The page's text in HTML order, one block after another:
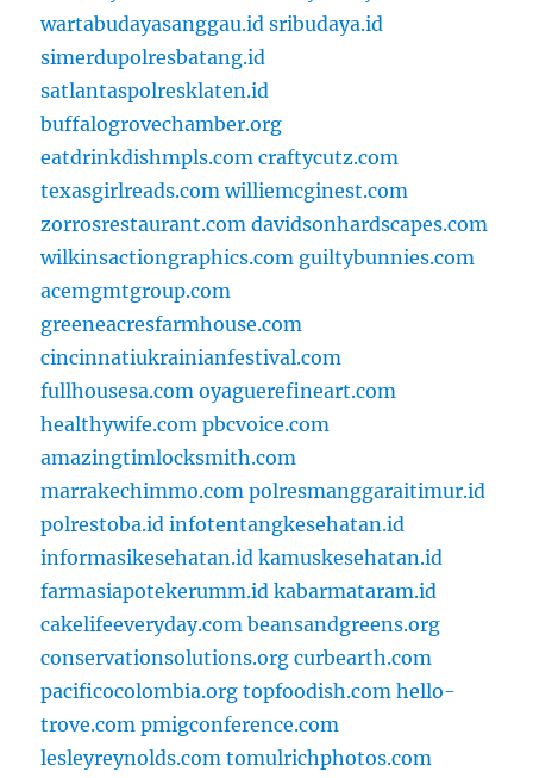
wartabudayasanggau.id sribudaya.id
simerdupolresbatang.id
satlantaspolresklaten.id
buffalogrovechamber.org
eatdrinkdishmpls.com craftycutz.com
texasgirlreads.com williemcginest.com
zorrosrestaurant.com davidsonhardscapes.com
wilkinsactiongraphics.com guiltybunnies.com
acemgmtgroup.com
greeneacresfarmhouse.com
cincinnatiukrainianfestival.com
fullhousesa.com oyaguerefineart.com
healthywife.com pbcvoice.com
amazingtimlocksmith.com
marrakechimmo.com polresmanggaraitimur.id
polrestoba.id infotentangkesehatan.id
informasikesehatan.id kamuskesehatan.id
farmasiapotekerumm.id kabarmataram.id
cakelifeeveryday.com beansandgreens.org
conservationsolutions.org curbearth.com
pacificocolombia.org topfoodish.com hello-
trove.com pmigconference.com
lesleyreynolds.com tomulrichphotos.com